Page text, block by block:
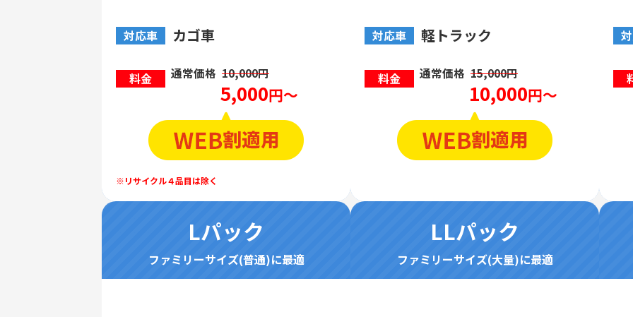
対応車 カゴ車
料金 通常価格 10,000円
5,000円～
対応車 軽トラック
料金 通常価格 15,000円
10,000円～
Lパック
ファミリーサイズ(普通)に最適
LLパック
ファミリーサイズ(大量)に最適